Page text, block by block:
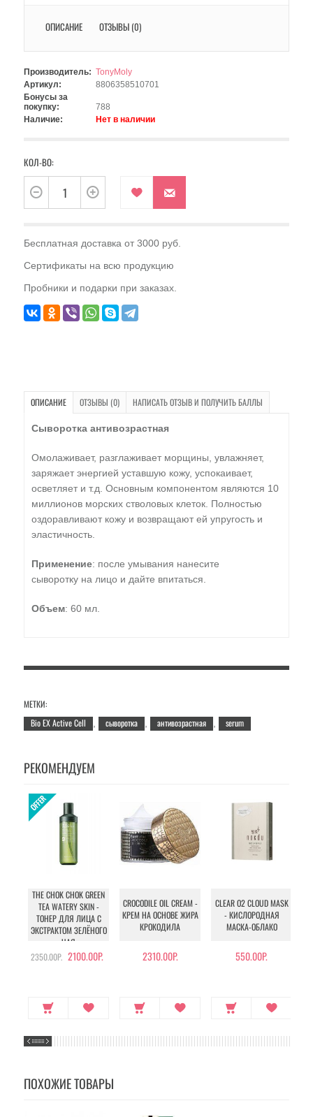
ОПИСАНИЕ ОТЗЫВЫ (0)
Производитель: TonyMoly
Артикул:
8806358510701
Бонусы за
покупку:
788
Наличие:
Нет в наличии
КОЛ-ВО:
Бесплатная доставка от 3000 руб.
Сертификаты на всю продукцию
Пробники и подарки при заказах.
ОПИСАНИЕ ОТЗЫВЫ (0) НАПИСАТЬ ОТЗЫВ И ПОЛУЧИТЬ БАЛЛЫ
Сыворотка антивозрастная
Омолаживает, разглаживает морщины, увлажняет,
заряжает энергией уставшую кожу, успокаивает,
осветляет и т.д. Основным компонентом являются 10
миллионов морских стволовых клеток. Полностью
оздоравливают кожу и возвращают ей упругость и
эластичность.
Применение: после умывания нанесите
сыворотку на лицо и дайте впитаться.
Объем: 60 мл.
МЕТКИ:
Bio EX Active Cell
сыворотка антивозрастная serum
РЕКОМЕНДУЕМ
THE CHOK CHOK GREEN
TEA WATERY SKIN -
ТОНЕР ДЛЯ ЛИЦА С
ЭКСТРАКТОМ ЗЕЛЁНОГО
ЧАЯ
2350.00Р. 2100.00Р.
CROCODILE OIL CREAM -
КРЕМ НА ОСНОВЕ ЖИРА
КРОКОДИЛА
2310.00Р.
CLEAR O2 CLOUD MASK
- КИСЛОРОДНАЯ
МАСКА-ОБЛАКО
550.00Р.
ПОХОЖИЕ ТОВАРЫ